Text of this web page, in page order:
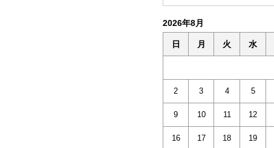
2026年8月
日 月 火 水
2 3 4 5
9 10 11 12
16 17 18 19